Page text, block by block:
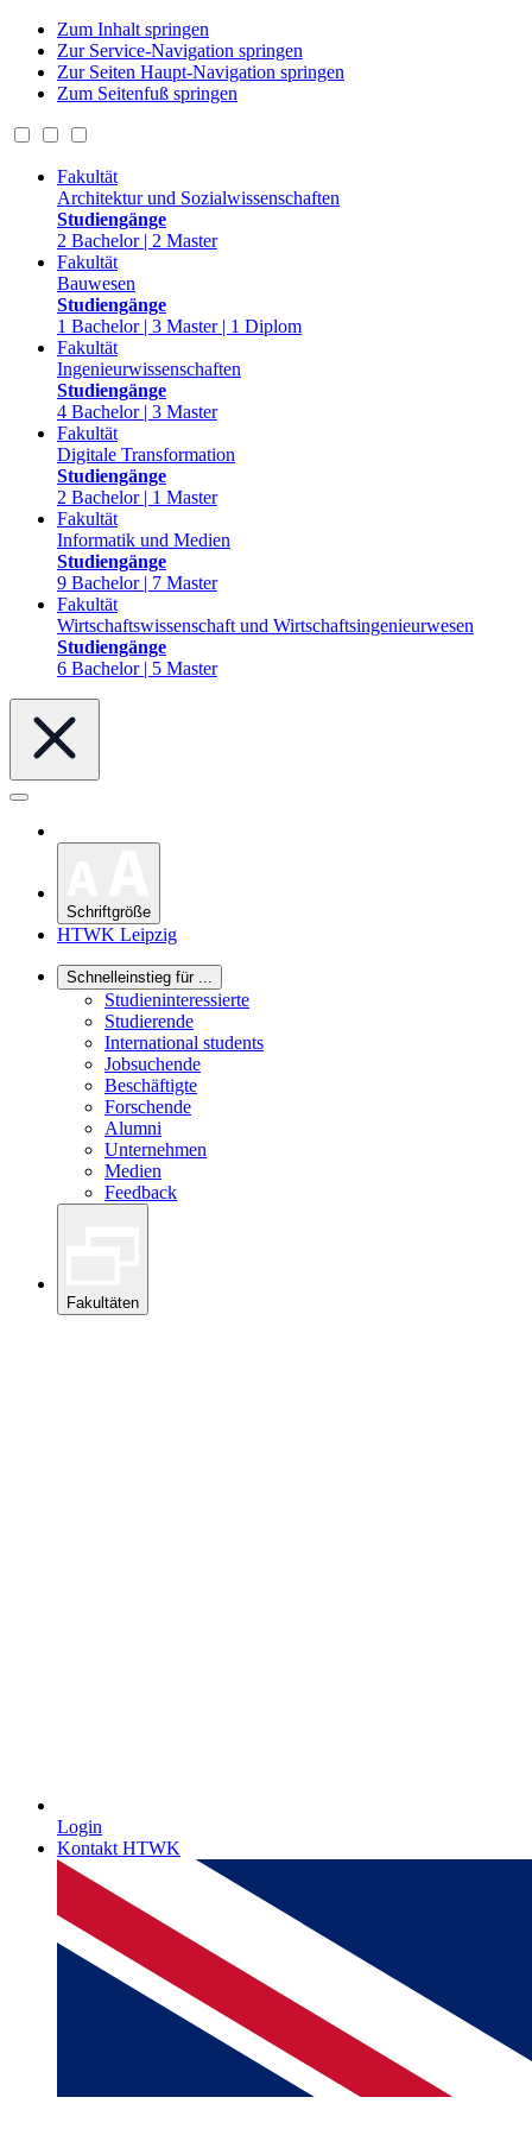
Zum Inhalt springen
Zur Service-Navigation springen
Zur Seiten Haupt-Navigation springen
Zum Seitenfuß springen
Fakultät
Architektur und Sozialwissenschaften
Studiengänge
2 Bachelor | 2 Master
Fakultät
Bauwesen
Studiengänge
1 Bachelor | 3 Master | 1 Diplom
Fakultät
Ingenieurwissenschaften
Studiengänge
4 Bachelor | 3 Master
Fakultät
Digitale Transformation
Studiengänge
2 Bachelor | 1 Master
Fakultät
Informatik und Medien
Studiengänge
9 Bachelor | 7 Master
Fakultät
Wirtschaftswissenschaft und Wirtschaftsingenieurwesen
Studiengänge
6 Bachelor | 5 Master
Schriftgröße
HTWK Leipzig
Schnelleinstieg für ...
Studieninteressierte
Studierende
International students
Jobsuchende
Beschäftigte
Forschende
Alumni
Unternehmen
Medien
Feedback
Fakultäten
Login
Kontakt HTWK